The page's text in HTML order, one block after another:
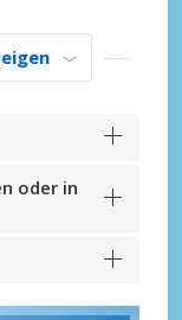
oder in